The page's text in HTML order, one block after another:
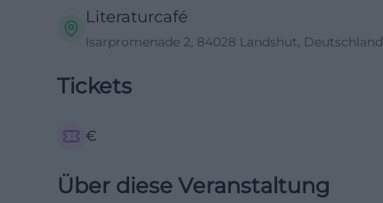
Literaturcafé
Isarpromenade 2, 84028 Landshut, Deutschland
Tickets
€
Über diese Veranstaltung